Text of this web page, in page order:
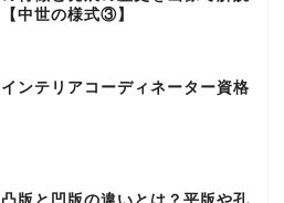
【中世の様式③】
インテリアコーディネーター資格